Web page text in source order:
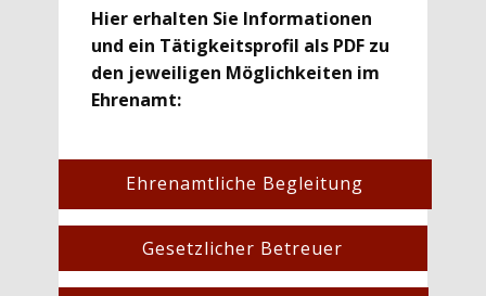
Hier erhalten Sie Informationen
und ein Tätigkeitsprofil als PDF zu
den jeweiligen Möglichkeiten im
Ehrenamt:
Ehrenamtliche Begleitung
Gesetzlicher Betreuer